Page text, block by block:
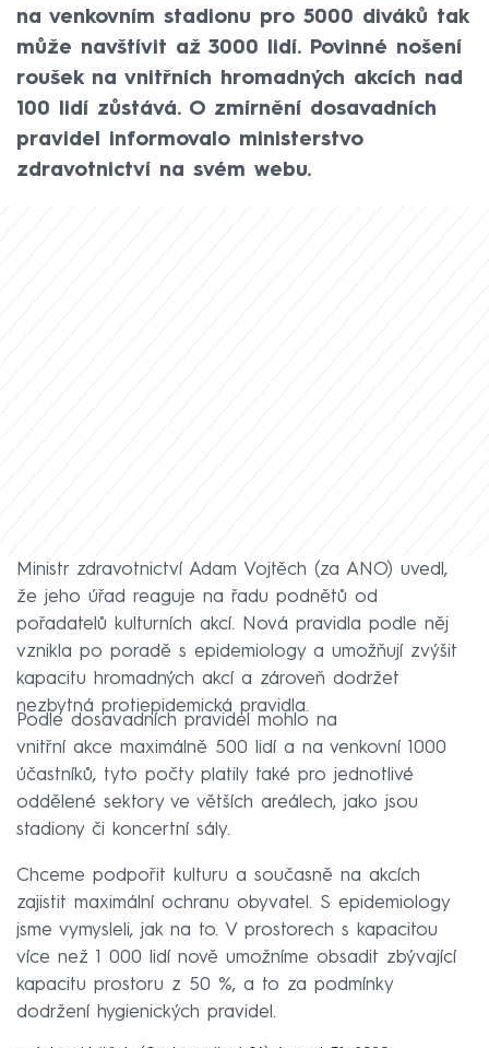
na venkovním stadionu pro 5000 diváků tak
může navštívit až 3000 lidí. Povinné nošení
roušek na vnitřních hromadných akcích nad
100 lidí zůstává. O zmírnění dosavadních
pravidel informovalo ministerstvo
zdravotnictví na svém webu.
Ministr zdravotnictví Adam Vojtěch (za ANO) uvedl,
že jeho úřad reaguje na řadu podnětů od
pořadatelů kulturních akcí. Nová pravidla podle něj
vznikla po poradě s epidemiology a umožňují zvýšit
kapacitu hromadných akcí a zároveň dodržet
nezbytná protiepidemická pravidla.
Podle dosavadních pravidel mohlo na
vnitřní akce maximálně 500 lidí a na venkovní 1000
účastníků, tyto počty platily také pro jednotlivé
oddělené sektory ve větších areálech, jako jsou
stadiony či koncertní sály.
Chceme podpořit kulturu a současně na akcích
zajistit maximální ochranu obyvatel. S epidemiology
jsme vymysleli, jak na to. V prostorech s kapacitou
více než 1 000 lidí nově umožníme obsadit zbývající
kapacitu prostoru z 50 %, a to za podmínky
dodržení hygienických pravidel.